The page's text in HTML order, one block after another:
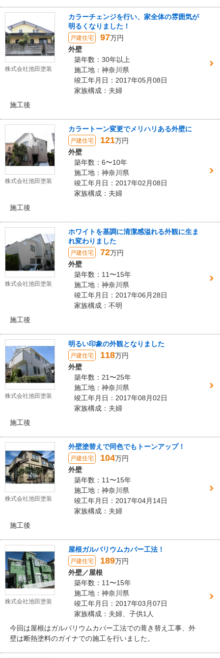
株式会社池田塗装
カラーチェンジを行い、家全体の雰囲気が
明るくなりました！
戸建住宅 97万円
外壁
築年数：30年以上
施工地：神奈川県
竣工年月日：2017年05月08日
家族構成：夫婦
施工後
株式会社池田塗装
カラートーン変更でメリハリある外壁に
戸建住宅 121万円
外壁
築年数：6〜10年
施工地：神奈川県
竣工年月日：2017年02月08日
家族構成：夫婦
施工後
株式会社池田塗装
ホワイトを基調に清潔感溢れる外観に生ま
れ変わりました
戸建住宅 72万円
外壁
築年数：11〜15年
施工地：神奈川県
竣工年月日：2017年06月28日
家族構成：不明
施工後
株式会社池田塗装
明るい印象の外観となりました
戸建住宅 118万円
外壁
築年数：21〜25年
施工地：神奈川県
竣工年月日：2017年08月02日
家族構成：夫婦
施工後
株式会社池田塗装
外壁塗替えで同色でもトーンアップ！
戸建住宅 104万円
外壁
築年数：11〜15年
施工地：神奈川県
竣工年月日：2017年04月14日
家族構成：夫婦
施工後
株式会社池田塗装
屋根ガルバリウムカバー工法！
戸建住宅 189万円
外壁／屋根
築年数：11〜15年
施工地：神奈川県
竣工年月日：2017年03月07日
家族構成：夫婦、子供1人
今回は屋根はガルバリウムカバー工法での葺き替え工事、外
壁は断熱塗料のガイナでの施工を行いました。